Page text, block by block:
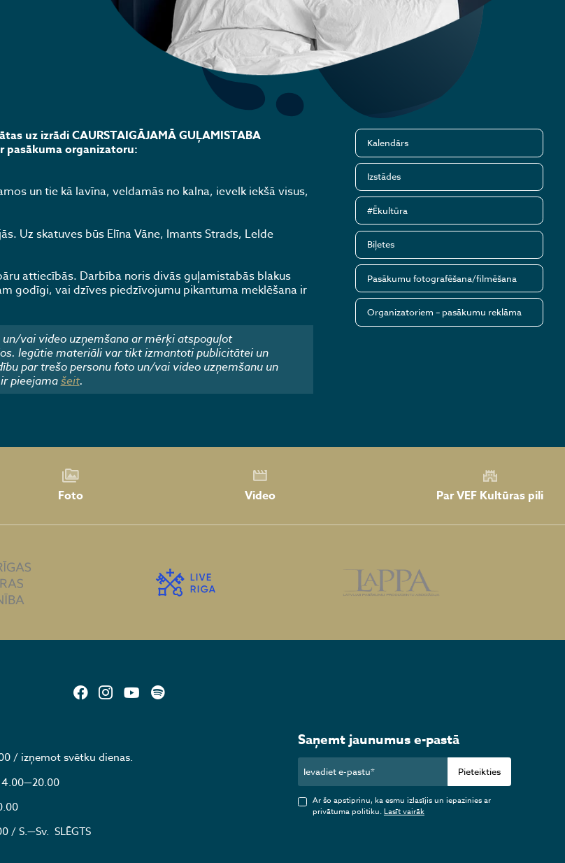
uz izrādi CAURSTAIGĀJAMĀ GUĻAMISTABA
pasākuma organizatoru:
un tie kā lavīna, veldamās no kalna, ievelk iekšā visus,
Uz skatuves būs Elīna Vāne, Imants Strads, Lelde
attiecībās. Darbība noris divās guļamistabās blakus
godīgi, vai dzīves piedzīvojumu pikantuma meklēšana ir
vai video uzņemšana ar mērķi atspoguļot
Iegūtie materiāli var tikt izmantoti publicitātei un
par trešo personu foto un/vai video uzņemšanu un
pieejamašeit.
Kalendārs
Izstādes
#Ēkultūra
Biļetes
Pasākumu fotografēšana/filmēšana
Organizatoriem – pasākumu reklāma
Foto Video Par VEF Kultūras pili
/ izņemot svētku dienas.
/ S.—Sv. SLĒGTS
Saņemt jaunumus e-pastā
Pieteikties
Ar šo apstiprinu, ka esmu izlasījis un iepazinies ar
privātuma politiku.Lasīt vairāk